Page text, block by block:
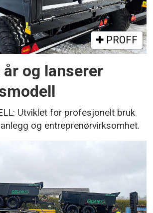
PROFF
år og lanserer
Utviklet for profesjonelt bruk
og entreprenørvirksomhet.